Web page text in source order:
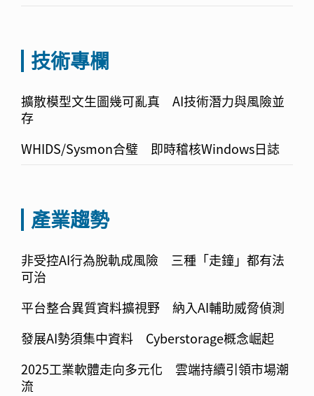
技術專欄
擴散模型文生圖幾可亂真 AI技術潛力與風險並
存
WHIDS/Sysmon合璧 即時稽核Windows日誌
產業趨勢
非受控AI行為脫軌成風險 三種「走鐘」都有法
可治
平台整合異質資料擴視野 納入AI輔助威脅偵測
發展AI勢須集中資料 Cyberstorage概念崛起
2025工業軟體走向多元化 雲端持續引領市場潮
流